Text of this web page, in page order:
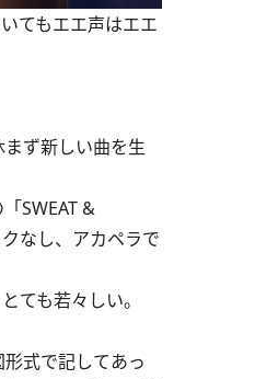
てもエエ声はエエ
ず新しい曲を生
SWEAT &
なし、アカペラで
ても若々しい。
式で記してあっ